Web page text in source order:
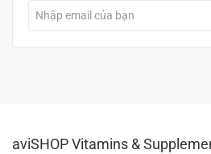
aviSHOP Vitamins &